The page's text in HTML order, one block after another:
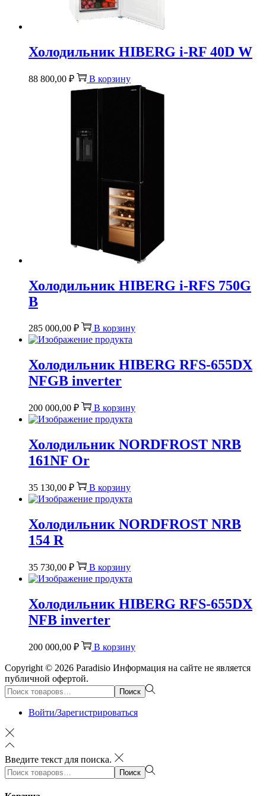
Холодильник HIBERG i-RF 40D W
88 800,00 ₽ В корзину
Холодильник HIBERG i-RFS 750G
B
285 000,00 ₽ В корзину
Холодильник HIBERG RFS-655DX
NFGB inverter
200 000,00 ₽ В корзину
Холодильник NORDFROST NRB
161NF Or
35 130,00 ₽ В корзину
Холодильник NORDFROST NRB
154 R
35 730,00 ₽ В корзину
Холодильник HIBERG RFS-655DX
NFB inverter
200 000,00 ₽ В корзину
Copyright © 2026 Paradisio Информация на сайте не является
публичной офертой.
Поиск:>
Поиск
Войти/Зарегистрироваться
Введите текст для поиска.
Поиск:>
Поиск